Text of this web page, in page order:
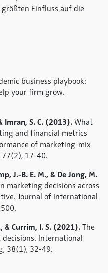
Einfluss auf die
business playbook:
your firm grow.
Imran, S. C. (2013). What
and financial metrics
of marketing-mix
17-40.
J.-B. E. M., & De Jong, M.
marketing decisions across
Journal of International
& Currim, I. S. (2021). The
International
38(1), 32-49.